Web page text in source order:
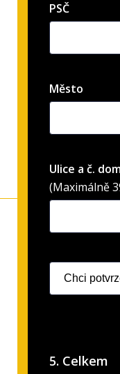
PSČ
Město
Ulice a č.
(Maximálně
5. Celkem